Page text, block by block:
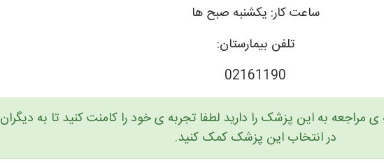
ساعت کار: یکشنبه صبح ها
تلفن بیمارستان:
02161190
مراجعه به این پزشک را دارید لطفا تجربه ی خود را کامنت کنید تا به دیگران
در انتخاب این پزشک کمک کنید.